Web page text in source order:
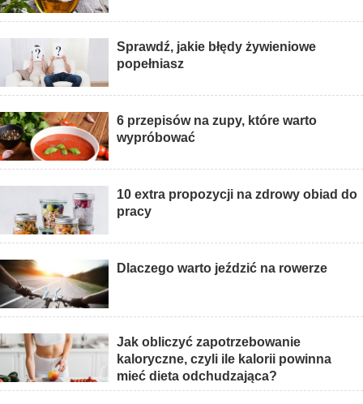
Sprawdź, jakie błędy żywieniowe
popełniasz
6 przepisów na zupy, które warto
wypróbować
10 extra propozycji na zdrowy obiad do
pracy
Dlaczego warto jeździć na rowerze
Jak obliczyć zapotrzebowanie
kaloryczne, czyli ile kalorii powinna
mieć dieta odchudzająca?